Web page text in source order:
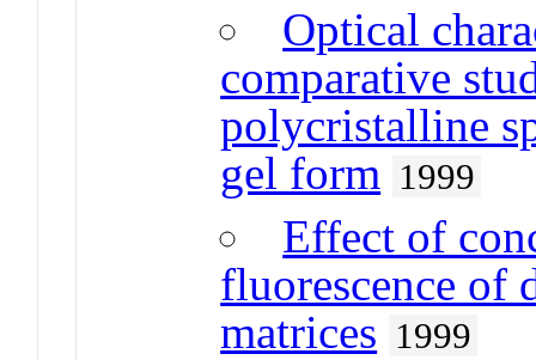
Optical
comparative
polycristalline
gel form 1999
Effect of
fluorescence of
matrices 1999